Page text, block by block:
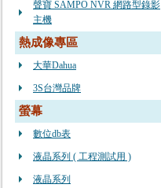
聲寶 SAMPO NVR 網路型錄影
主機
熱成像專區
大華Dahua
3S台灣品牌
螢幕
數位db表
液晶系列 ( 工程測試用 )
液晶系列